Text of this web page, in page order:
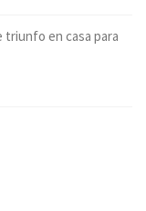
triunfo en casa para